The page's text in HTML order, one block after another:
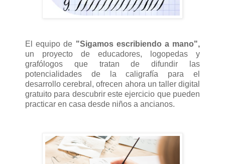
El equipo de "Sigamos escribiendo a mano",
un proyecto de educadores, logopedas y
grafólogos que tratan de difundir las
potencialidades de la caligrafía para el
desarrollo cerebral, ofrecen ahora un taller digital
gratuito para descubrir este ejercicio que pueden
practicar en casa desde niños a ancianos.